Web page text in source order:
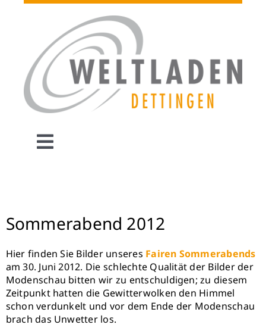
Toggle
WELTLADEN
PROJEKTE
AKTIONEN
Sommerabend 2012
Hier finden Sie Bilder unseres Fairen Sommerabends
am 30. Juni 2012. Die schlechte Qualität der Bilder der
Modenschau bitten wir zu entschuldigen; zu diesem
Zeitpunkt hatten die Gewitterwolken den Himmel
schon verdunkelt und vor dem Ende der Modenschau
brach das Unwetter los.